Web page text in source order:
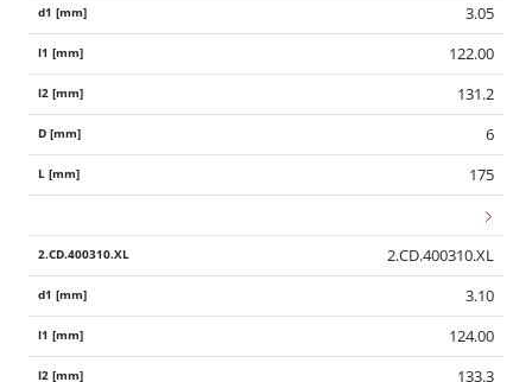
3.05
122.00
131.2
6
175
2.CD.400310.XL
3.10
124.00
133.3